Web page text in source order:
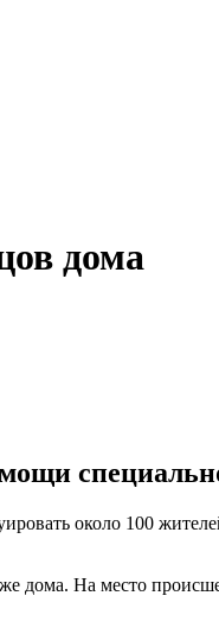
дома
около 100
дома. На место